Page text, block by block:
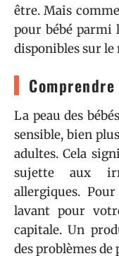
être. Mais
pour bébé parmi
disponibles sur le
La peau des
sensible, bien
adultes. Cela
sujette aux
allergiques.
lavant pour
capitale. Un
des problèmes de